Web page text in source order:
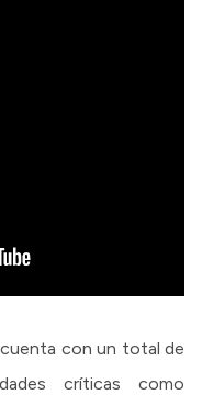
con un total de
críticas como